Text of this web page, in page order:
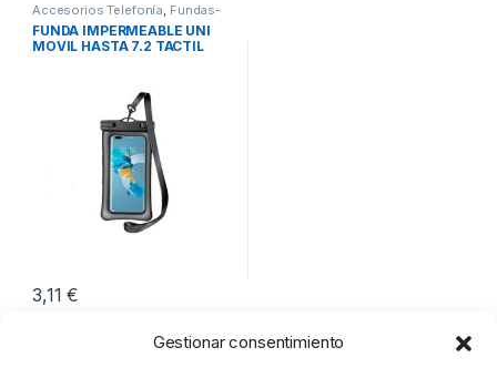
Gestionar consentimiento
Accesorios Telefonía, Fundas-
Carcasas Teléfonos ,Periféricos
FUNDA IMPERMEABLE UNI
MOVIL HASTA 7.2 TACTIL
3,11€
Mostrando el único resultado